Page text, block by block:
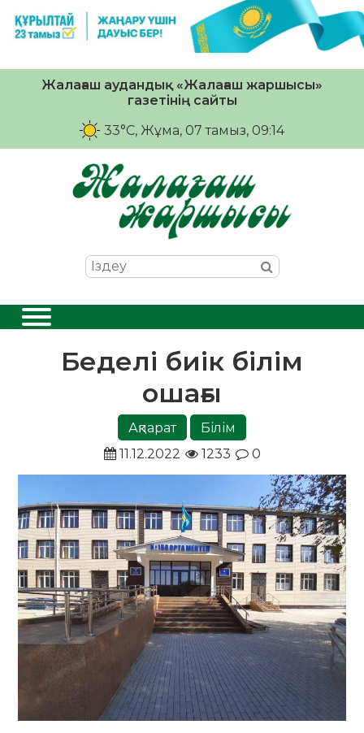
Жалағаш аудандық «Жалағаш жаршысы»
газетінің сайты
33°C, Жұма, 07 тамыз, 09:14
Беделі биік білім
ошағы
Ақпарат
Білім
11.12.2022
1233 0